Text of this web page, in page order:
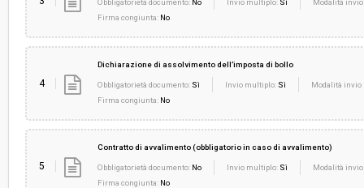
Obbligatorietà documento: No Invio multiplo: Sì
Modalità
Firma congiunta: No
4
Dichiarazione di assolvimento dell’imposta di bollo
Obbligatorietà documento: Sì Invio multiplo: Sì
Modalità invio
Firma congiunta: No
5
Contratto di avvalimento (obbligatorio in caso di avvalimento)
Obbligatorietà documento: No Invio multiplo: Sì
Modalità
Firma congiunta: No